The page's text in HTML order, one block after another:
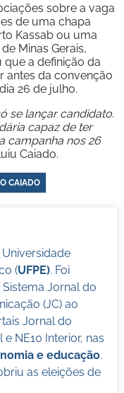
sobre a vaga
de uma chapa
Kassab ou uma
Minas Gerais,
que a definição da
antes da convenção
26 de julho.
se lançar candidato.
capaz de ter
campanha nos 26
Caiado.
CAIADO
(UFPE). Foi
Jornal do
(JC) ao
Jornal do
NE10 Interior, nas
e educação.
as eleições de